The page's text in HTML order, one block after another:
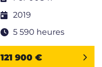
2019
5 590 heures
121 900 €